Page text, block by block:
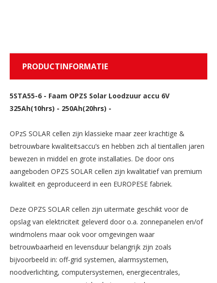
PRODUCTINFORMATIE
5STA55-6 - Faam OPZS Solar Loodzuur accu 6V
325Ah(10hrs) - 250Ah(20hrs) -
OPzS SOLAR cellen zijn klassieke maar zeer krachtige &
betrouwbare kwaliteitsaccu’s en hebben zich al tientallen jaren
bewezen in middel en grote installaties. De door ons
aangeboden OPZS SOLAR cellen zijn kwalitatief van premium
kwaliteit en geproduceerd in een EUROPESE fabriek.
Deze OPZS SOLAR cellen zijn uitermate geschikt voor de
opslag van elektriciteit geleverd door o.a. zonnepanelen en/of
windmolens maar ook voor omgevingen waar
betrouwbaarheid en levensduur belangrijk zijn zoals
bijvoorbeeld in: off-grid systemen, alarmsystemen,
noodverlichting, computersystemen, energiecentrales,